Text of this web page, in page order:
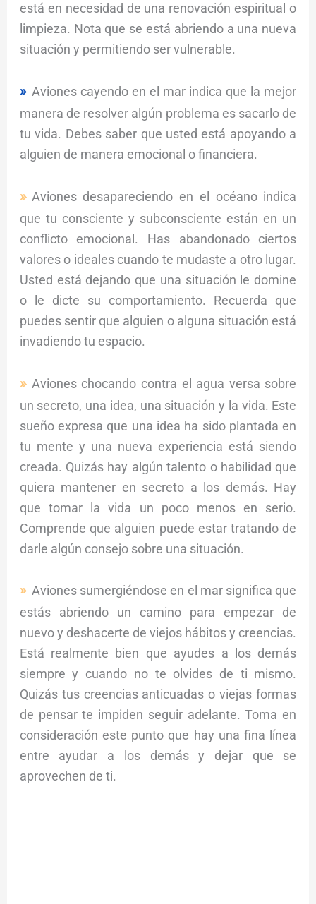
está en necesidad de una renovación espiritual o
limpieza. Nota que se está abriendo a una nueva
situación y permitiendo ser vulnerable.
Aviones cayendo en el mar indica que la mejor
manera de resolver algún problema es sacarlo de
tu vida. Debes saber que usted está apoyando a
alguien de manera emocional o financiera.
Aviones desapareciendo en el océano indica
que tu consciente y subconsciente están en un
conflicto emocional. Has abandonado ciertos
valores o ideales cuando te mudaste a otro lugar.
Usted está dejando que una situación le domine
o le dicte su comportamiento. Recuerda que
puedes sentir que alguien o alguna situación está
invadiendo tu espacio.
Aviones chocando contra el agua versa sobre
un secreto, una idea, una situación y la vida. Este
sueño expresa que una idea ha sido plantada en
tu mente y una nueva experiencia está siendo
creada. Quizás hay algún talento o habilidad que
quiera mantener en secreto a los demás. Hay
que tomar la vida un poco menos en serio.
Comprende que alguien puede estar tratando de
darle algún consejo sobre una situación.
Aviones sumergiéndose en el mar significa que
estás abriendo un camino para empezar de
nuevo y deshacerte de viejos hábitos y creencias.
Está realmente bien que ayudes a los demás
siempre y cuando no te olvides de ti mismo.
Quizás tus creencias anticuadas o viejas formas
de pensar te impiden seguir adelante. Toma en
consideración este punto que hay una fina línea
entre ayudar a los demás y dejar que se
aprovechen de ti.